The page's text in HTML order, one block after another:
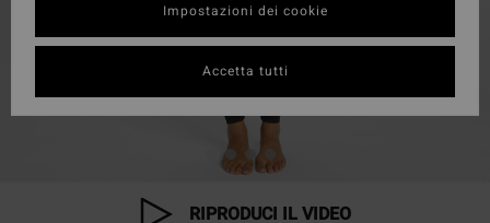
RIPRODUCI IL VIDEO
Impostazioni dei cookie
Accetta tutti